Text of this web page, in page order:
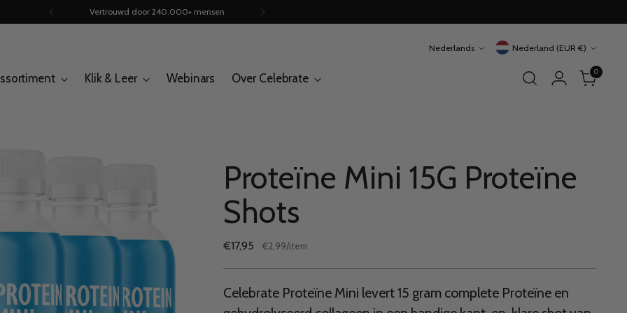
Vertrouwd door 240.000+ mensen
Taal
Nederlands Valuta Nederland (EUR €)
Klik & Leer Webinars Over Celebrate 0
Proteïne Mini 15G Proteïne
Shots
Normale
€17,95Stukprijs
€2,99/per
item
Celebrate Proteïne Mini levert 15 gram complete Proteïne en